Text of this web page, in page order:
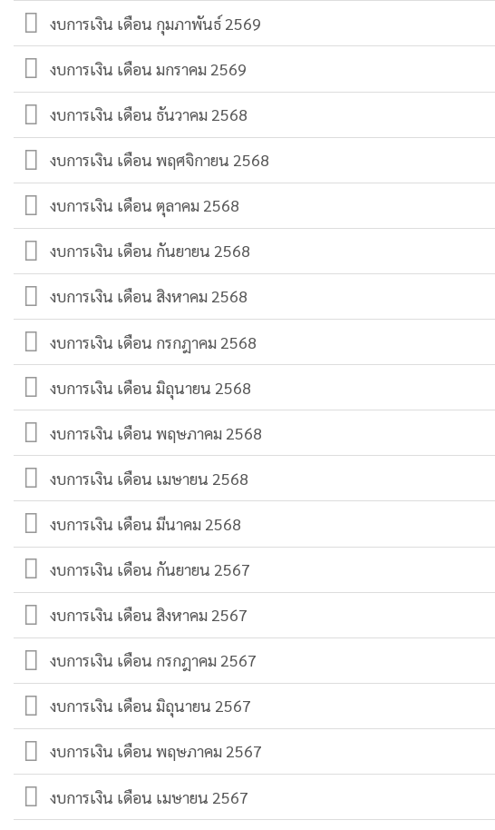
งบการเงิน เดือน กุมภาพันธ์ 2569
งบการเงิน เดือน มกราคม 2569
งบการเงิน เดือน ธันวาคม 2568
งบการเงิน เดือน พฤศจิกายน 2568
งบการเงิน เดือน ตุลาคม 2568
งบการเงิน เดือน กันยายน 2568
งบการเงิน เดือน สิงหาคม 2568
งบการเงิน เดือน กรกฎาคม 2568
งบการเงิน เดือน มิถุนายน 2568
งบการเงิน เดือน พฤษภาคม 2568
งบการเงิน เดือน เมษายน 2568
งบการเงิน เดือน มีนาคม 2568
งบการเงิน เดือน กันยายน 2567
งบการเงิน เดือน สิงหาคม 2567
งบการเงิน เดือน กรกฎาคม 2567
งบการเงิน เดือน มิถุนายน 2567
งบการเงิน เดือน พฤษภาคม 2567
งบการเงิน เดือน เมษายน 2567